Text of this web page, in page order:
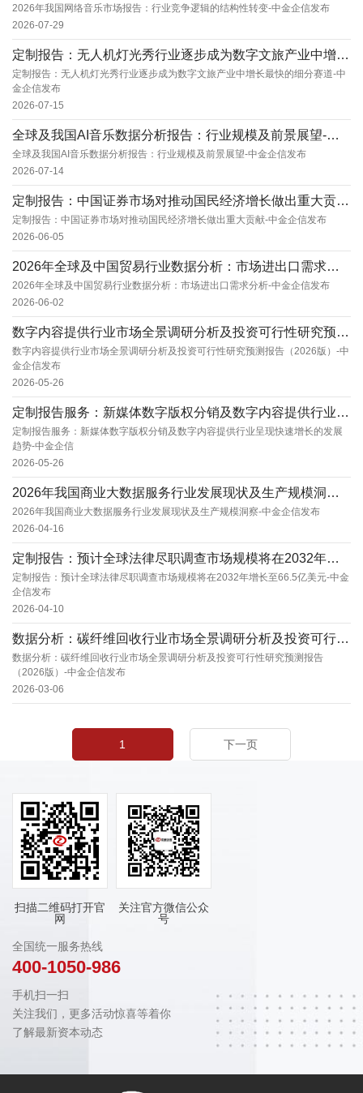
2026年我国网络音乐市场报告：行业竞争逻辑的结构性转变-中金企信发布
2026-07-29
定制报告：无人机灯光秀行业逐步成为数字文旅产业中增长最快的细分赛道-中金企信发布
定制报告：无人机灯光秀行业逐步成为数字文旅产业中增长最快的细分赛道-中
金企信发布
2026-07-15
全球及我国AI音乐数据分析报告：行业规模及前景展望-中金企信发布
全球及我国AI音乐数据分析报告：行业规模及前景展望-中金企信发布
2026-07-14
定制报告：中国证券市场对推动国民经济增长做出重大贡献-中金企信发布
定制报告：中国证券市场对推动国民经济增长做出重大贡献-中金企信发布
2026-06-05
2026年全球及中国贸易行业数据分析：市场进出口需求分析-中金企信发布
2026年全球及中国贸易行业数据分析：市场进出口需求分析-中金企信发布
2026-06-02
数字内容提供行业市场全景调研分析及投资可行性研究预测报告（2026版）-中金企信发布
数字内容提供行业市场全景调研分析及投资可行性研究预测报告（2026版）-中
金企信发布
2026-05-26
定制报告服务：新媒体数字版权分销及数字内容提供行业呈现快速增长的发展趋势-中金企信
定制报告服务：新媒体数字版权分销及数字内容提供行业呈现快速增长的发展
趋势-中金企信
2026-05-26
2026年我国商业大数据服务行业发展现状及生产规模洞察-中金企信发布
2026年我国商业大数据服务行业发展现状及生产规模洞察-中金企信发布
2026-04-16
定制报告：预计全球法律尽职调查市场规模将在2032年增长至66.5亿美元-中金企信发布
定制报告：预计全球法律尽职调查市场规模将在2032年增长至66.5亿美元-中金
企信发布
2026-04-10
数据分析：碳纤维回收行业市场全景调研分析及投资可行性研究预测报告（2026版）-中金企信发...
数据分析：碳纤维回收行业市场全景调研分析及投资可行性研究预测报告
（2026版）-中金企信发布
2026-03-06
1 下一页
扫描二维码打开官
网
关注官方微信公众
号
全国统一服务热线
400-1050-986
手机扫一扫
关注我们，更多活动惊喜等着你
了解最新资本动态